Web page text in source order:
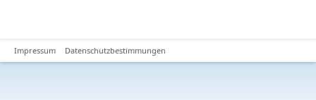
Impressum Datenschutzbestimmungen